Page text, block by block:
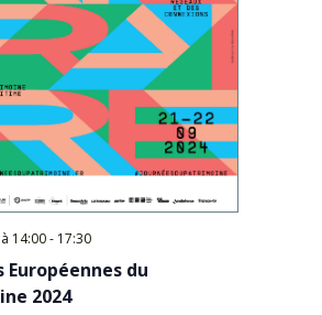
14:00- 17:30
Européennes du
2024